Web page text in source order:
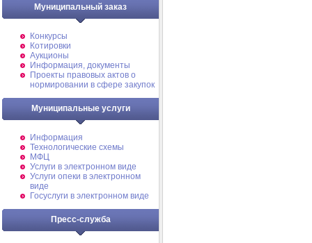
Муниципальный заказ
Конкурсы
Котировки
Аукционы
Информация, документы
Проекты правовых актов о
нормировании в сфере закупок
Муниципальные услуги
Информация
Технологические схемы
МФЦ
Услуги в электронном виде
Услуги опеки в электронном
виде
Госуслуги в электронном виде
Пресс-служба